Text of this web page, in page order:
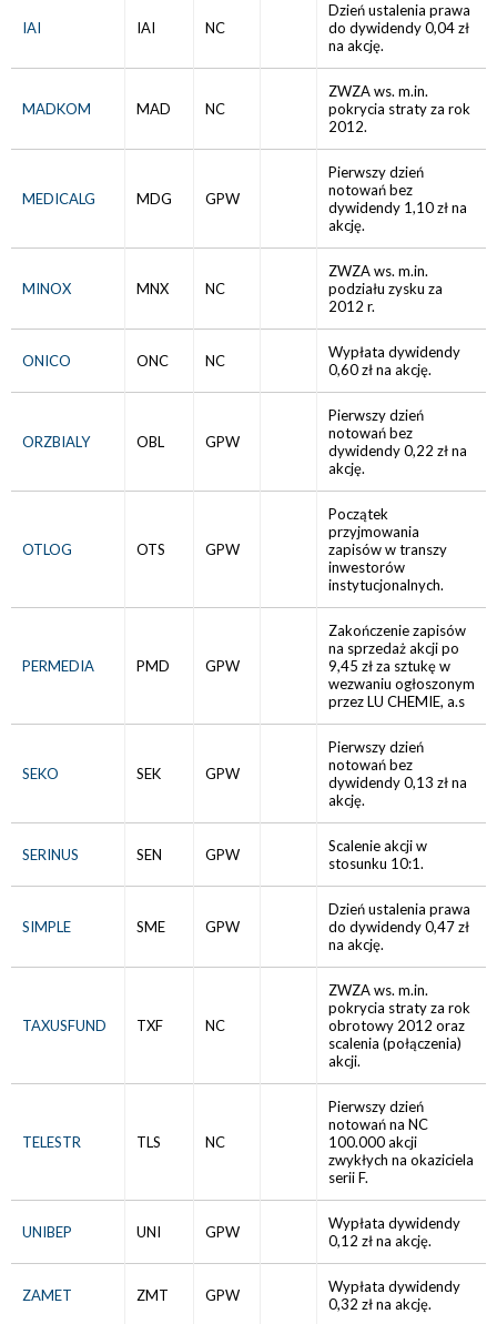
IAI IAI NC
Dzień ustalenia prawa
do dywidendy 0,04 zł
na akcję.
MADKOM MAD NC
ZWZA ws. m.in.
pokrycia straty za rok
2012.
MEDICALG MDG GPW
Pierwszy dzień
notowań bez
dywidendy 1,10 zł na
akcję.
MINOX MNX NC
ZWZA ws. m.in.
podziału zysku za
2012 r.
ONICO ONC NC
Wypłata dywidendy
0,60 zł na akcję.
ORZBIALY OBL GPW
Pierwszy dzień
notowań bez
dywidendy 0,22 zł na
akcję.
OTLOG OTS GPW
Początek
przyjmowania
zapisów w transzy
inwestorów
instytucjonalnych.
PERMEDIA PMD GPW
Zakończenie zapisów
na sprzedaż akcji po
9,45 zł za sztukę w
wezwaniu ogłoszonym
przez LU CHEMIE, a.s
SEKO SEK GPW
Pierwszy dzień
notowań bez
dywidendy 0,13 zł na
akcję.
SERINUS SEN GPW
Scalenie akcji w
stosunku 10:1.
SIMPLE SME GPW
Dzień ustalenia prawa
do dywidendy 0,47 zł
na akcję.
TAXUSFUND TXF NC
ZWZA ws. m.in.
pokrycia straty za rok
obrotowy 2012 oraz
scalenia (połączenia)
akcji.
TELESTR TLS NC
Pierwszy dzień
notowań na NC
100.000 akcji
zwykłych na okaziciela
serii F.
UNIBEP UNI GPW
Wypłata dywidendy
0,12 zł na akcję.
ZAMET ZMT GPW
Wypłata dywidendy
0,32 zł na akcję.